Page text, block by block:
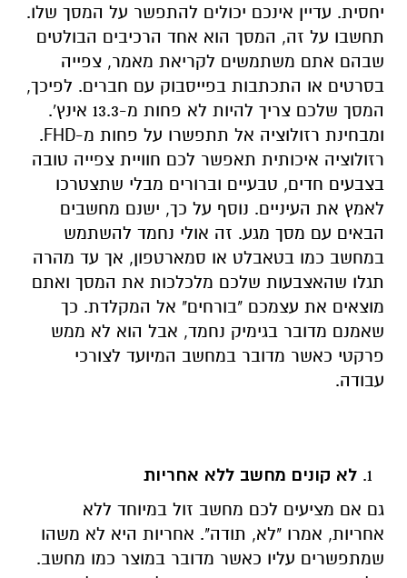
יחסית. עדיין אינכם יכולים להתפשר על המסך שלו.
תחשבו על זה, המסך הוא אחד הרכיבים הבולטים
שבהם אתם משתמשים לקריאת מאמר, צפייה
בסרטים או התכתבות בפייסבוק עם חברים. לפיכך,
המסך שלכם צריך להיות לא פחות מ-13.3 אינץ'.
ומבחינת רזולוציה אל תתפשרו על פחות מ-FHD.
רזולוציה איכותית תאפשר לכם חוויית צפייה טובה
בצבעים חדים, טבעיים וברורים מבלי שתצטרכו
לאמץ את העיניים. נוסף על כך, ישנם מחשבים
הבאים עם מסך מגע. זה אולי נחמד להשתמש
במחשב כמו בטאבלט או סמארטפון, אך עד מהרה
תגלו שהאצבעות שלכם מלכלכות את המסך ואתם
מוצאים את עצמכם "בורחים" אל המקלדת. כך
שאמנם מדובר בגימיק נחמד, אבל הוא לא ממש
פרקטי כאשר מדובר במחשב המיועד לצורכי
עבודה.
לא קונים מחשב ללא אחריות
גם אם מציעים לכם מחשב זול במיוחד ללא
אחריות, אמרו "לא, תודה". אחריות היא לא משהו
שמתפשרים עליו כאשר מדובר במוצר כמו מחשב.